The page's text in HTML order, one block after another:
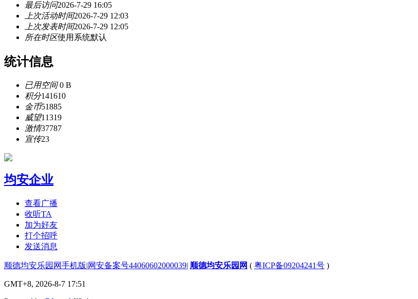
最后访问2026-7-29 16:05
上次活动时间2026-7-29 12:03
上次发表时间2026-7-29 12:05
所在时区使用系统默认
统计信息
已用空间0 B
积分141610
金币51885
威望11319
激情37787
宣传23
均安企业
查看广播
收听TA
加为好友
打个招呼
发送消息
顺德均安乐园网手机版|网安备案号44060602000039| 顺德均安乐园网 ( 粤ICP备09204241号 )
GMT+8, 2026-8-7 17:51